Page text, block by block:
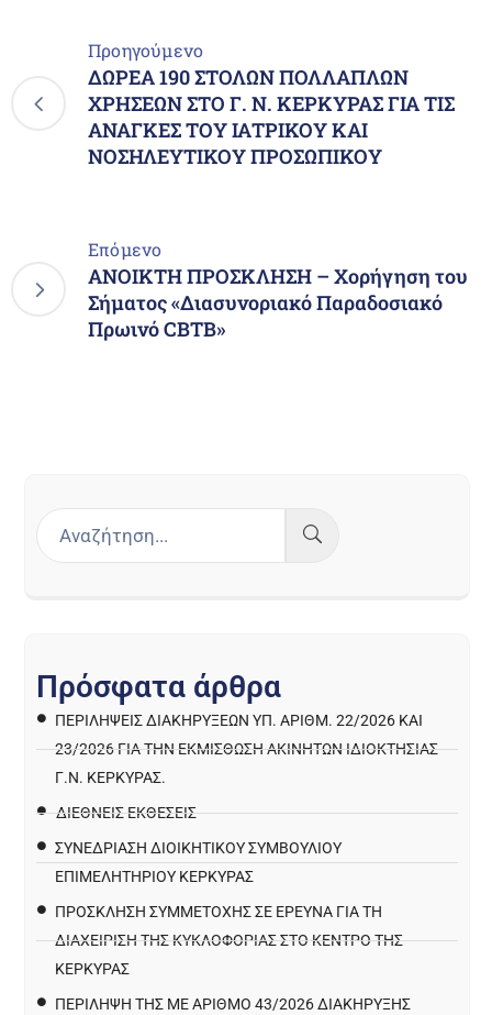
Προηγούμενο
ΔΩΡΕΑ 190 ΣΤΟΛΩΝ ΠΟΛΛΑΠΛΩΝ
ΧΡΗΣΕΩΝ ΣΤΟ Γ. Ν. ΚΕΡΚΥΡΑΣ ΓΙΑ ΤΙΣ
ΑΝΑΓΚΕΣ ΤΟΥ ΙΑΤΡΙΚΟΥ ΚΑΙ
ΝΟΣΗΛΕΥΤΙΚΟΥ ΠΡΟΣΩΠΙΚΟΥ
Επόμενο
ΑΝΟΙΚΤΗ ΠΡΟΣΚΛΗΣΗ – Xορήγηση του
Σήματος «Διασυνοριακό Παραδοσιακό
Πρωινό CBTB»
Πρόσφατα άρθρα
ΠΕΡΙΛΉΨΕΙΣ ΔΙΑΚΗΡΎΞΕΩΝ ΥΠ. ΑΡΙΘΜ. 22/2026 ΚΑΙ
23/2026 ΓΙΑ ΤΗΝ ΕΚΜΊΣΘΩΣΗ ΑΚΙΝΉΤΩΝ ΙΔΙΟΚΤΗΣΊΑΣ
Γ.Ν. ΚΈΡΚΥΡΑΣ.
ΔΙΕΘΝΕΙΣ ΕΚΘΕΣΕΙΣ
ΣΥΝΕΔΡΙΑΣΗ ΔΙΟΙΚΗΤΙΚΟΥ ΣΥΜΒΟΥΛΙΟΥ
ΕΠΙΜΕΛΗΤΗΡΙΟΥ ΚΕΡΚΥΡΑΣ
ΠΡΌΣΚΛΗΣΗ ΣΥΜΜΕΤΟΧΉΣ ΣΕ ΈΡΕΥΝΑ ΓΙΑ ΤΗ
ΔΙΑΧΕΊΡΙΣΗ ΤΗΣ ΚΥΚΛΟΦΟΡΊΑΣ ΣΤΟ ΚΈΝΤΡΟ ΤΗΣ
ΚΈΡΚΥΡΑΣ
ΠΕΡΙΛΗΨΗ ΤΗΣ ΜΕ ΑΡΙΘΜΟ 43/2026 ΔΙΑΚΗΡΥΞΗΣ